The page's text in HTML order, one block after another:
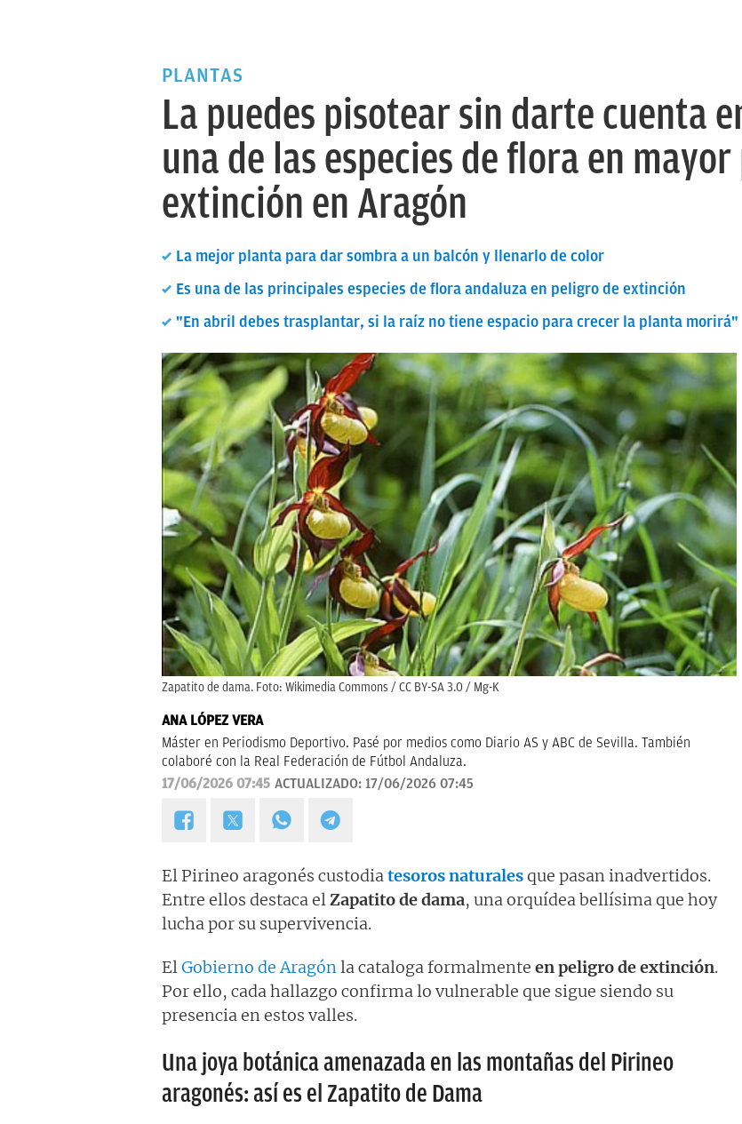
PLANTAS
La puedes pisotear sin darte cuenta
una de las especies de flora en
extinción en Aragón
La mejor planta para dar sombra a un balcón y llenarlo de color
Es una de las principales especies de flora andaluza en peligro de extinción
"En abril debes trasplantar, si la raíz no tiene espacio para crecer la planta morirá"
Zapatito de dama. Foto: Wikimedia Commons / CC BY-SA 3.0 / Mg-K
ANA LÓPEZ VERA
Máster en Periodismo Deportivo. Pasé por medios como Diario AS y ABC de Sevilla. También
colaboré con la Real Federación de Fútbol Andaluza.
17/06/2026 07:45 ACTUALIZADO: 17/06/2026 07:45
El Pirineo aragonés custodiatesoros naturalesque pasan inadvertidos.
Entre ellos destaca elZapatito de dama, una orquídea bellísima que hoy
lucha por su supervivencia.
ElGobierno de Aragónla cataloga formalmente en peligro de extinción.
Por ello, cada hallazgo confirma lo vulnerable que sigue siendo su
presencia en estos valles.
Una joya botánica amenazada en las montañas del Pirineo
aragonés: así es el Zapatito de Dama